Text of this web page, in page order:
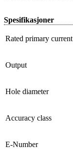
Spesifikasjoner
Rated primary current
Output
Hole diameter
Accuracy class
E-Number